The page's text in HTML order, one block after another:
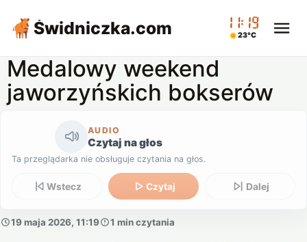
Świdniczka.com 11:19
23°C
Medalowy weekend
jaworzyńskich bokserów
AUDIO
Czytaj na głos
Ta przeglądarka nie obsługuje czytania na głos.
Wstecz Czytaj Dalej
19 maja 2026, 11:19 1 min czytania